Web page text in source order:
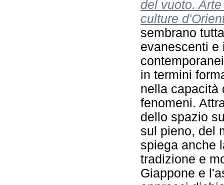
del vuoto.
culture
sembrano
evanescenti e
in termini
nella capacità
fenomeni.
dello spazio
sul pieno, del
spiega anche
tradizione e
Giappone e